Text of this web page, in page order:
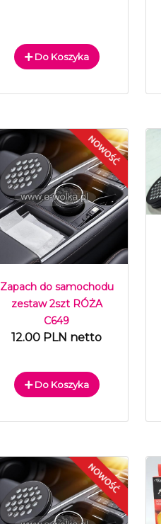
Do Koszyka
Zapach do samochodu
zestaw 2szt RÓŻA
C649
12.00 PLN netto
Do Koszyka